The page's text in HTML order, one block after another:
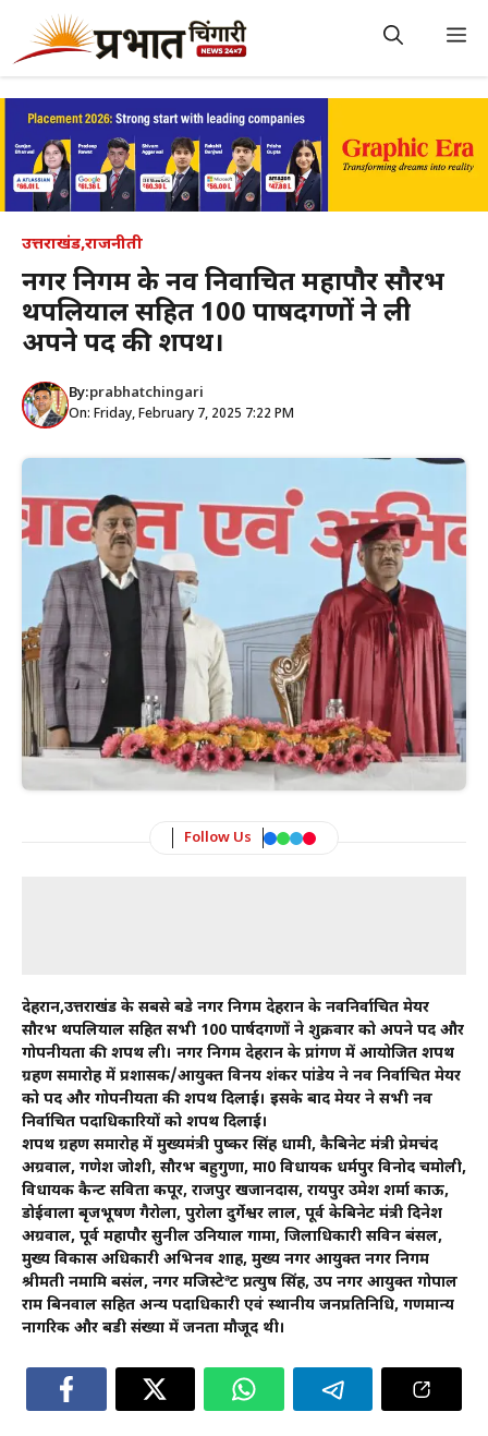
content
उत्तराखंड,राजनीती
नगर निगम के नव निर्वाचित महापौर सौरभ
थपलियाल सहित 100 पार्षदगणों ने ली
अपने पद की शपथ।
By:prabhatchingari
On: Friday, February 7, 2025 7:22 PM
Follow Us
देहरादून,उत्तराखंड के सबसे बडे नगर निगम देहरादून के नवनिर्वाचित मेयर
सौरभ थपलियाल सहित सभी 100 पार्षदगणों ने शुक्रवार को अपने पद और
गोपनीयता की शपथ ली। नगर निगम देहरादून के प्रांगण में आयोजित शपथ
ग्रहण समारोह में प्रशासक/आयुक्त विनय शंकर पांडेय ने नव निर्वाचित मेयर
को पद और गोपनीयता की शपथ दिलाई। इसके बाद मेयर ने सभी नव
निर्वाचित पदाधिकारियों को शपथ दिलाई।
शपथ ग्रहण समारोह में मुख्यमंत्री पुष्कर सिंह धामी, कैबिनेट मंत्री प्रेमचंद
अग्रवाल, गणेश जोशी, सौरभ बहुगुणा, मा0 विधायक धर्मपुर विनोद चमोली,
विधायक कैन्ट सविता कपूर, राजपुर खजानदास, रायपुर उमेश शर्मा काऊ,
डोईवाला बृजभूषण गैरोला, पुरोला दुर्गेश्वर लाल, पूर्व केबिनेट मंत्री दिनेश
अग्रवाल, पूर्व महापौर सुनील उनियाल गामा, जिलाधिकारी सविन बंसल,
मुख्य विकास अधिकारी अभिनव शाह, मुख्य नगर आयुक्त नगर निगम
श्रीमती नमामि बसंल, नगर मजिस्टेªट प्रत्युष सिंह, उप नगर आयुक्त गोपाल
राम बिनवाल सहित अन्य पदाधिकारी एवं स्थानीय जनप्रतिनिधि, गणमान्य
नागरिक और बडी संख्या में जनता मौजूद थी।